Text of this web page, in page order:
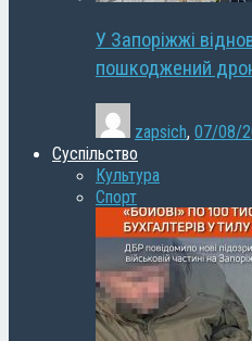
У Запоріжжі
пошкоджений
zapsich, 07/08/
Суспільство
Культура
Спорт